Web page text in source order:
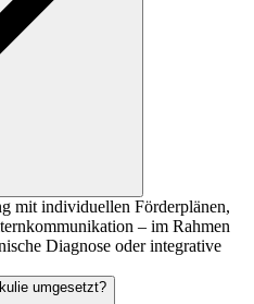
mit individuellen Förderplänen,
– im Rahmen
Diagnose oder integrative
umgesetzt?